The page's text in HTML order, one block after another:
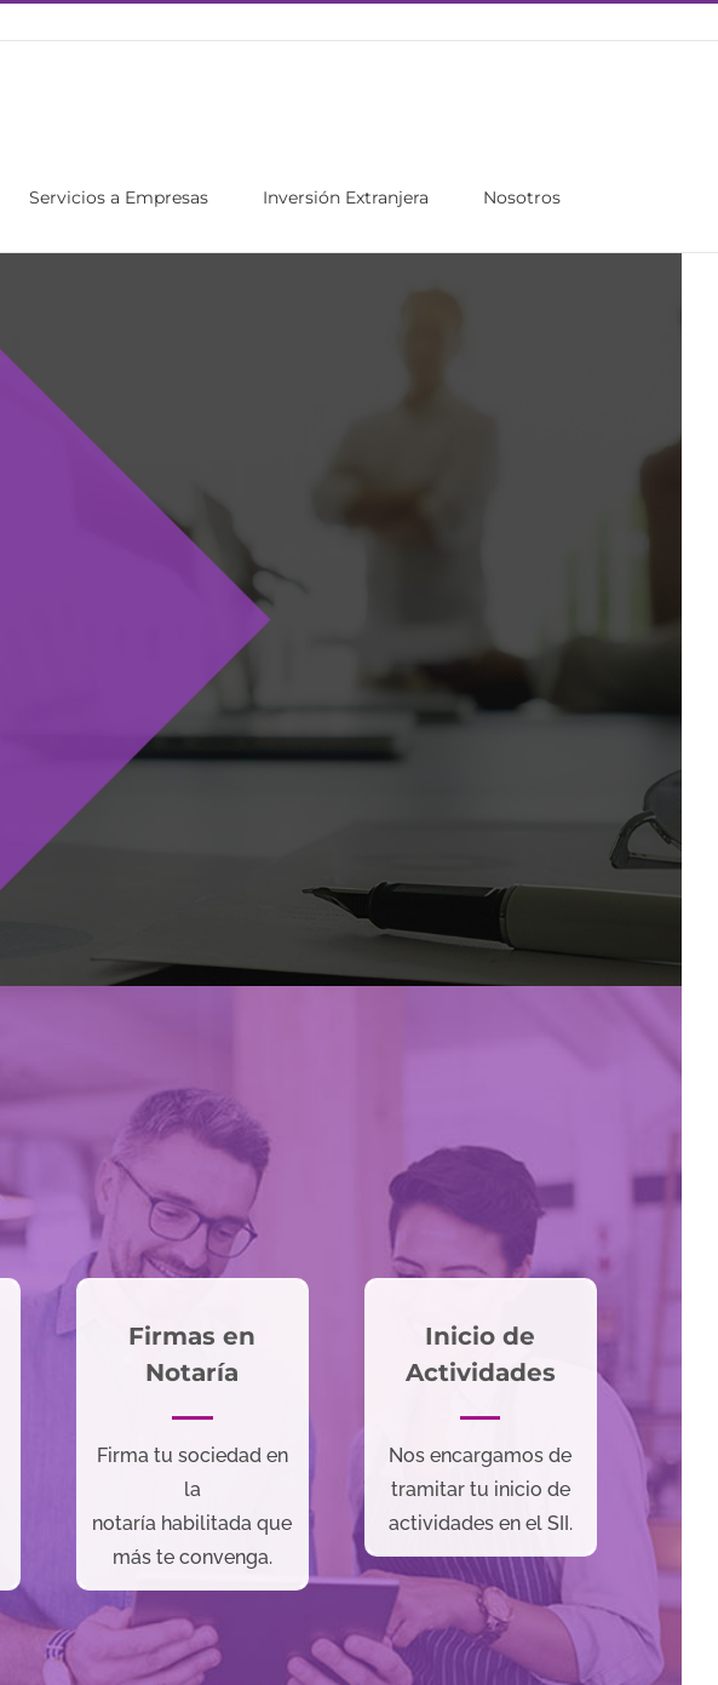
Servicios a Empresas Inversión Extranjera Nosotros
Firmas en
Notaría
Firma tu sociedad en
la
notaría habilitada que
más te convenga.
Inicio de
Actividades
Nos encargamos de
tramitar tu inicio de
actividades en el SII.